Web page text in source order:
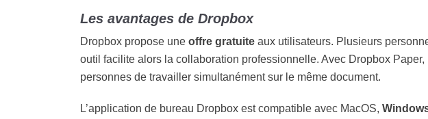
Les avantages de Dropbox
Dropbox propose une offre gratuite aux utilisateurs. Plusieurs
outil facilite alors la collaboration professionnelle. Avec Dropbox
personnes de travailler simultanément sur le même document.
L’application de bureau Dropbox est compatible avec MacOS,